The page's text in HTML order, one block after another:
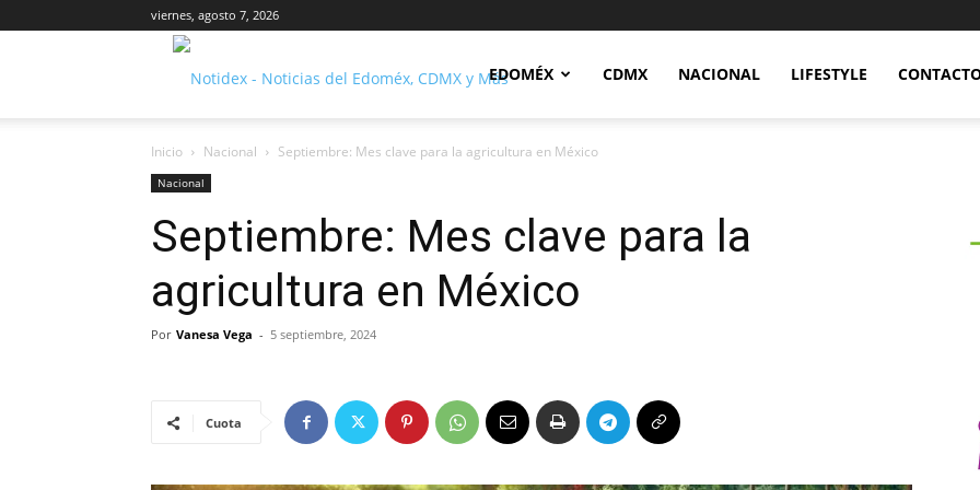
viernes, agosto 7, 2026
Notidex
EDOMÉX CDMX NACIONAL LIFESTYLE
Inicio Nacional Septiembre: Mes clave para la agricultura en México
Nacional
Septiembre: Mes clave para la
agricultura en México
Por Vanesa Vega - 5 septiembre, 2024
Cuota